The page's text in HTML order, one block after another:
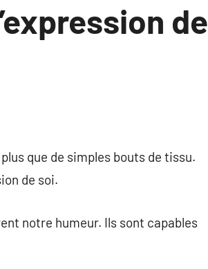
de
que de simples bouts de tissu.
de soi.
notre humeur. Ils sont capables